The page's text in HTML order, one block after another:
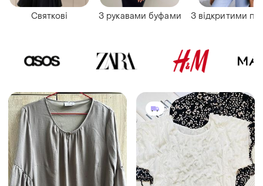
Святкові З рукавами буфами З відкритими